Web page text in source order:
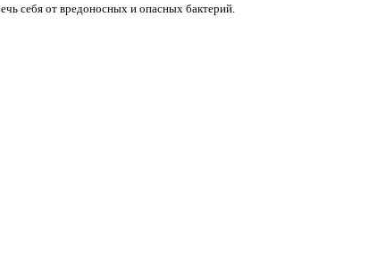
себя от вредоносных и опасных бактерий.